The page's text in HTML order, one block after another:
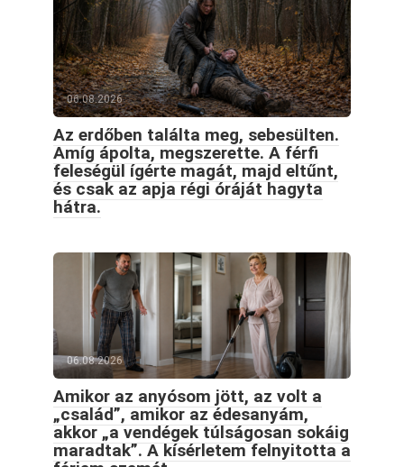
06.08.2026
Az erdőben találta meg, sebesülten.
Amíg ápolta, megszerette. A férfi
feleségül ígérte magát, majd eltűnt,
és csak az apja régi óráját hagyta
hátra.
06.08.2026
Amikor az anyósom jött, az volt a
„család”, amikor az édesanyám,
akkor „a vendégek túlságosan sokáig
maradtak”. A kísérletem felnyitotta a